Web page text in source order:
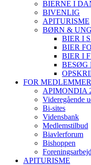
BIERNE I
BIVENLIG
APITURISME
BØRN &
BIER I
BIER
BIER I
BESØG
FOR MEDLEMMER
APIMONDIA
Videregående
Bi-sites
Vidensbank
Medlemstilbud
Biavlerforum
Bishoppen
APITURISME